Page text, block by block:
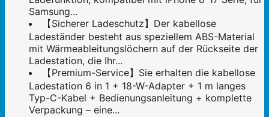
Samsung...
【Sicherer Ladeschutz】Der kabellose
Ladeständer besteht aus speziellem ABS-Material
mit Wärmeableitungslöchern auf der Rückseite der
Ladestation, die Ihr...
【Premium-Service】Sie erhalten die kabellose
Ladestation 6 in 1 + 18-W-Adapter + 1 m langes
Typ-C-Kabel + Bedienungsanleitung + komplette
Verpackung – eine...